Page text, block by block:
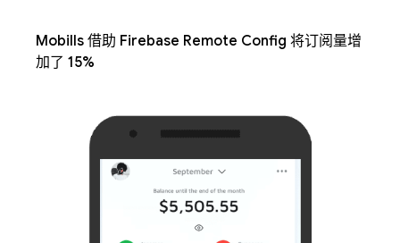
Mobills 借助 Firebase Remote Config 将订阅量增
加了 15%